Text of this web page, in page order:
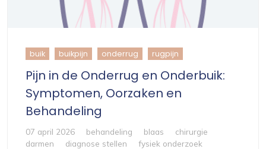
buik buikpijn onderrug rugpijn
Pijn in de Onderrug en Onderbuik:
Symptomen, Oorzaken en
Behandeling
07 april 2026 behandeling blaas
chirurgie
darmen
diagnose stellen
fysiek onderzoek